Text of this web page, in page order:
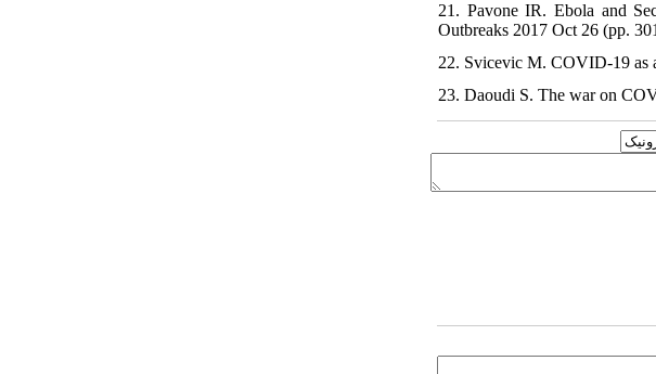
21. Pavone IR. Ebola and
Outbreaks 2017 Oct 26 (pp.
22. Svicevic M. COVID-19 as
23. Daoudi S. The war on